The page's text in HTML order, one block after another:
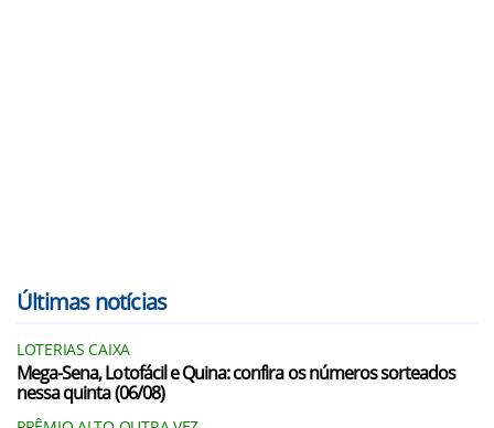
Últimas notícias
LOTERIAS CAIXA
Mega-Sena, Lotofácil e Quina: confira os números sorteados
nessa quinta (06/08)